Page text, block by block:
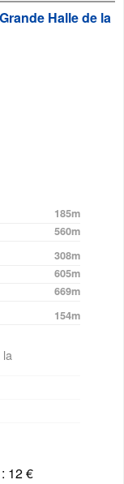
Halle de la
185m
560m
308m
605m
669m
154m
la
: 12 €